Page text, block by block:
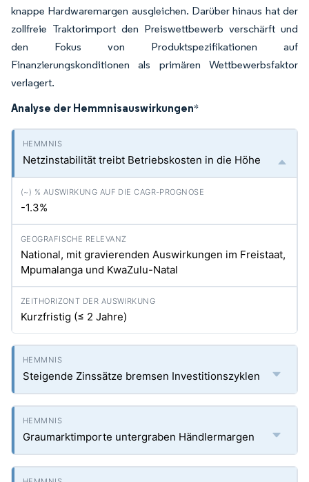
knappe Hardwaremargen ausgleichen. Darüber hinaus hat der
zollfreie Traktorimport den Preiswettbewerb verschärft und
den Fokus von Produktspezifikationen auf
Finanzierungskonditionen als primären Wettbewerbsfaktor
verlagert.
Analyse der Hemmnisauswirkungen*
Netzinstabilität treibt Betriebskosten in die Höhe
-1.3%
National, mit gravierenden Auswirkungen im Freistaat,
Mpumalanga und KwaZulu-Natal
Kurzfristig (≤ 2 Jahre)
Steigende Zinssätze bremsen Investitionszyklen
Graumarktimporte untergraben Händlermargen